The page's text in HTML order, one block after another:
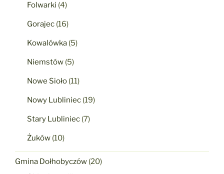
Folwarki (4)
Gorajec (16)
Kowalówka (5)
Niemstów (5)
Nowe Sioło (11)
Nowy Lubliniec (19)
Stary Lubliniec (7)
Żuków (10)
Gmina Dołhobyczów (20)